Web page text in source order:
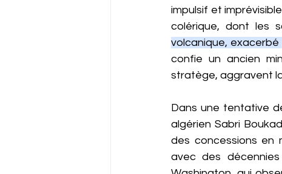
impulsif et
colérique, dont les
volcanique, exacerbé
confie un ancien
stratège, aggravent
Dans une tentative
algérien Sabri
des concessions en
avec des